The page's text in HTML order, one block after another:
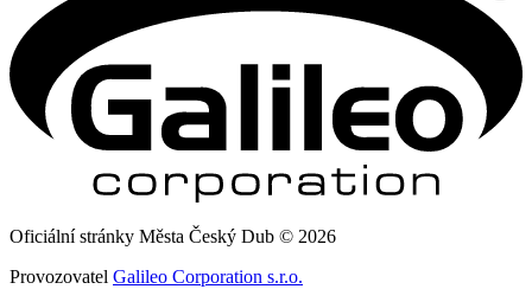
Oficiální stránky Města Český Dub © 2026
Provozovatel Galileo Corporation s.r.o.